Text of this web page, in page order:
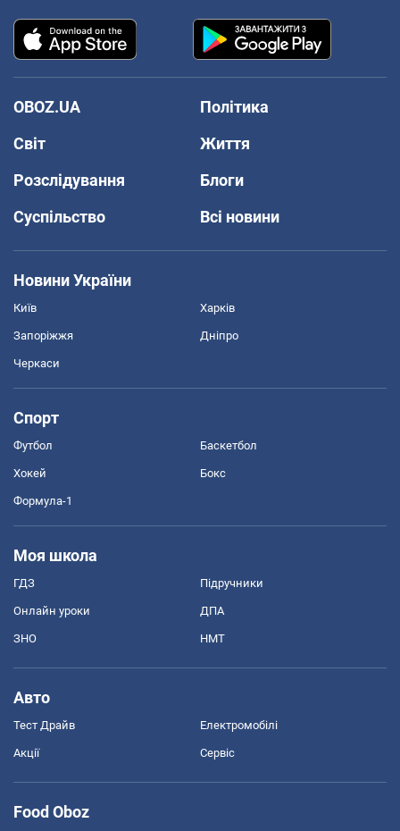
OBOZ.UA
Політика
Світ
Життя
Розслідування
Блоги
Суспільство
Всі новини
Новини України
Київ Харків
Запоріжжя Дніпро
Черкаси
Спорт
Футбол Баскетбол
Хокей Бокс
Формула-1
Моя школа
ГДЗ Підручники
Онлайн уроки ДПА
ЗНО НМТ
Авто
Тест Драйв Електромобілі
Акції Сервіс
Food Oboz